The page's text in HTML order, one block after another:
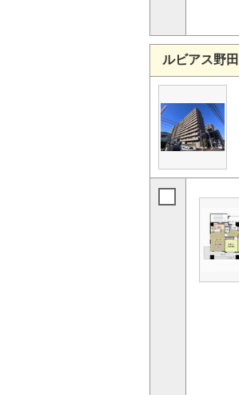
ルビアス野田